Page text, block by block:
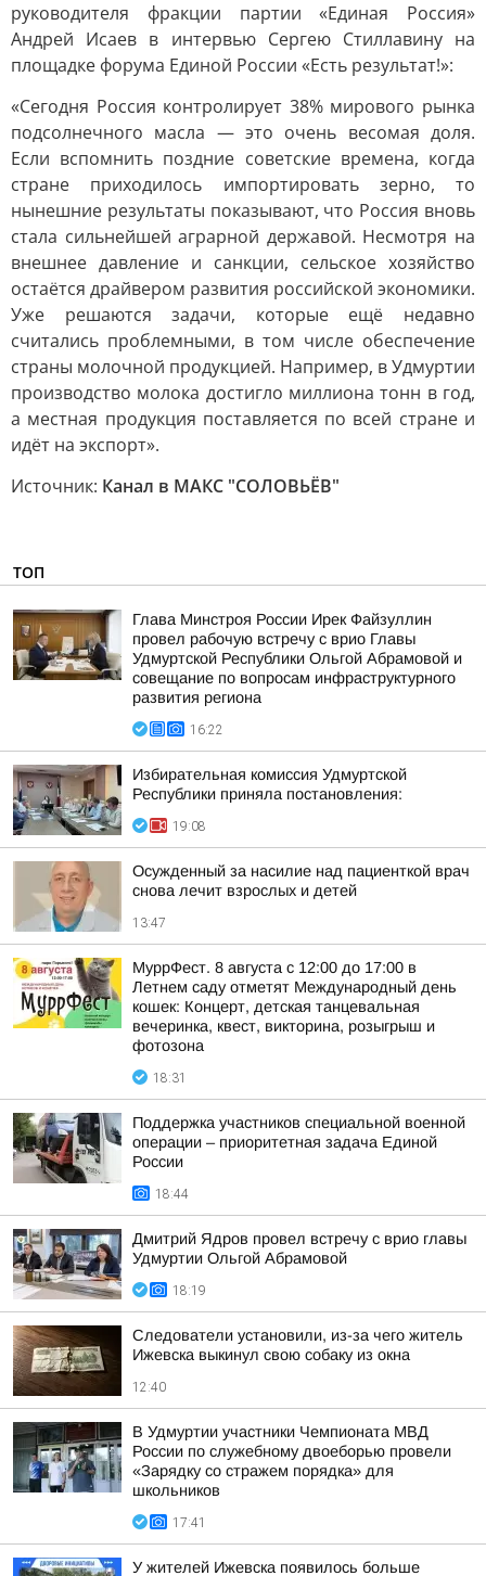
руководителя фракции партии «Единая Россия»
Андрей Исаев в интервью Сергею Стиллавину на
площадке форума Единой России «Есть результат!»:
«Сегодня Россия контролирует 38% мирового рынка
подсолнечного масла — это очень весомая доля.
Если вспомнить поздние советские времена, когда
стране приходилось импортировать зерно, то
нынешние результаты показывают, что Россия вновь
стала сильнейшей аграрной державой. Несмотря на
внешнее давление и санкции, сельское хозяйство
остаётся драйвером развития российской экономики.
Уже решаются задачи, которые ещё недавно
считались проблемными, в том числе обеспечение
страны молочной продукцией. Например, в Удмуртии
производство молока достигло миллиона тонн в год,
а местная продукция поставляется по всей стране и
идёт на экспорт».
Источник: Канал в МАКС "СОЛОВЬЁВ"
ТОП
Глава Минстроя России Ирек Файзуллин
провел рабочую встречу с врио Главы
Удмуртской Республики Ольгой Абрамовой и
совещание по вопросам инфраструктурного
развития региона
16:22
Избирательная комиссия Удмуртской
Республики приняла постановления:
19:08
Осужденный за насилие над пациенткой врач
снова лечит взрослых и детей
13:47
МуррФест. 8 августа с 12:00 до 17:00 в
Летнем саду отметят Международный день
кошек: Концерт, детская танцевальная
вечеринка, квест, викторина, розыгрыш и
фотозона
18:31
Поддержка участников специальной военной
операции – приоритетная задача Единой
России
18:44
Дмитрий Ядров провел встречу с врио главы
Удмуртии Ольгой Абрамовой
18:19
Следователи установили, из-за чего житель
Ижевска выкинул свою собаку из окна
12:40
В Удмуртии участники Чемпионата МВД
России по служебному двоеборью провели
«Зарядку со стражем порядка» для
школьников
17:41
У жителей Ижевска появилось больше